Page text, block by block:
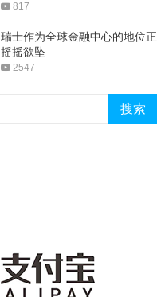
817
瑞士作为全球金融中心的地位正
摇摇欲坠
2547
搜索